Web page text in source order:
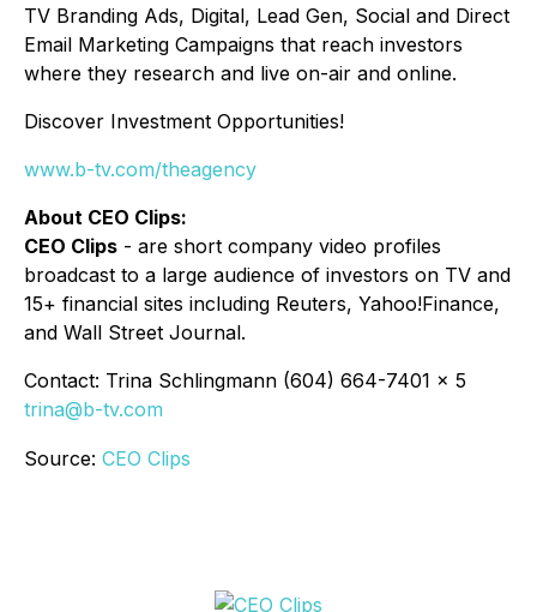
TV Branding Ads, Digital, Lead Gen, Social and Direct
Email Marketing Campaigns that reach investors
where they research and live on-air and online.
Discover Investment Opportunities!
www.b-tv.com/theagency
About CEO Clips:
CEO Clips - are short company video profiles
broadcast to a large audience of investors on TV and
15+ financial sites including Reuters, Yahoo!Finance,
and Wall Street Journal.
Contact: Trina Schlingmann (604) 664-7401 x 5
trina@b-tv.com
Source: CEO Clips